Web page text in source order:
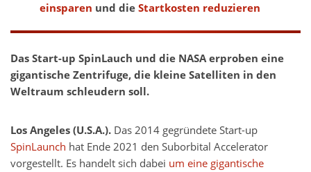
einsparen und dieStartkosten reduzieren
Das Start-up SpinLauch und die NASA erproben eine
gigantische Zentrifuge, die kleine Satelliten in den
Weltraum schleudern soll.
Los Angeles (U.S.A.). Das 2014 gegründete Start-up
SpinLaunch hat Ende 2021 den Suborbital Accelerator
vorgestellt. Es handelt sich dabei um eine gigantische